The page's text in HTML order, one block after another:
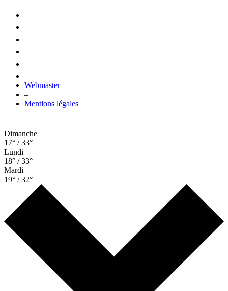
Webmaster
–
Mentions légales
Dimanche
17° / 33°
Lundi
18° / 33°
Mardi
19° / 32°